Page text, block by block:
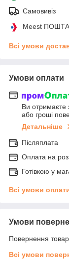
Самовивіз
Meest ПОШТА
Всі умови
Умови оплати
Ви отримаєте
або гроші
Детальніше
Післяплата
Оплата на
Готівкою у
Всі умови
Умови
Повернення
Всі умови